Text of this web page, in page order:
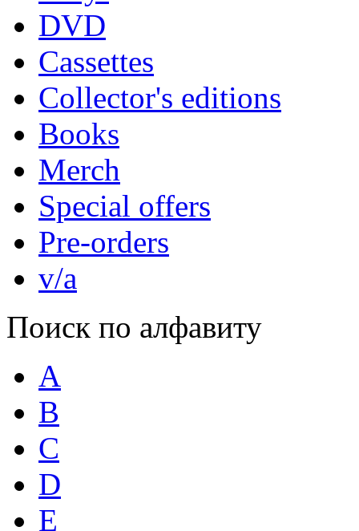
DVD
Cassettes
Collector's editions
Books
Merch
Special offers
Pre-orders
v/a
Поиск по алфавиту
A
B
C
D
E